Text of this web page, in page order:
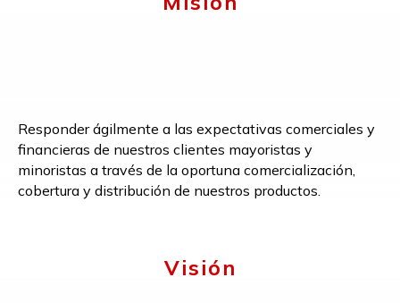
Responder ágilmente a las expectativas comerciales y
financieras de nuestros clientes mayoristas y
minoristas a través de la oportuna comercialización,
cobertura y distribución de nuestros productos.
Visión